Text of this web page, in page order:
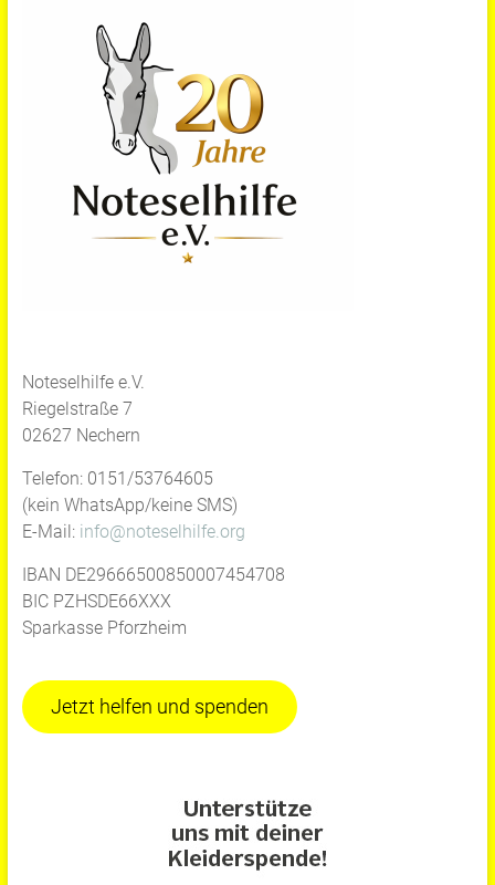
Noteselhilfe e.V.
Riegelstraße 7
02627 Nechern
Telefon: 0151/53764605
(kein WhatsApp/keine SMS)
E-Mail: info@noteselhilfe.org
IBAN DE29666500850007454708
BIC PZHSDE66XXX
Sparkasse Pforzheim
Jetzt helfen und spenden